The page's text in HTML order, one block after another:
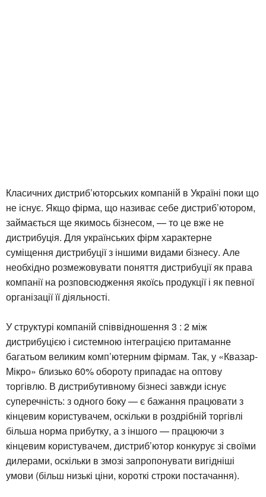
Класичних дистриб’юторських компаній в Україні поки що
не існує. Якщо фірма, що називає себе дистриб’ютором,
займається ще якимось бізнесом, — то це вже не
дистрибуція. Для українських фірм характерне
суміщення дистрибуції з іншими видами бізнесу. Але
необхідно розмежовувати поняття дистрибуції як права
компанії на розповсюдження якоїсь продукції і як певної
організації її діяльності.
У структурі компаній співвідношення 3 : 2 між
дистрибуцією і системною інтеграцією притаманне
багатьом великим комп’ютерним фірмам. Так, у «Квазар-
Мікро» близько 60% обороту припадає на оптову
торгівлю. В дистрибутивному бізнесі завжди існує
суперечність: з одного боку — є бажання працювати з
кінцевим користувачем, оскільки в роздрібній торгівлі
більша норма прибутку, а з іншого — працюючи з
кінцевим користувачем, дистриб’ютор конкурує зі своїми
дилерами, оскільки в змозі запропонувати вигідніші
умови (більш низькі ціни, короткі строки постачання).